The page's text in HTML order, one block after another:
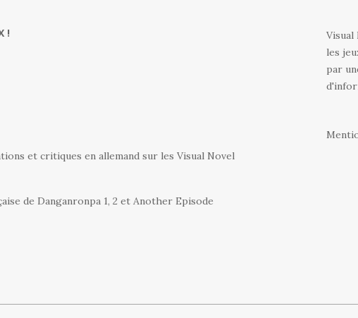
!
et critiques en allemand sur les Visual Novel
de Danganronpa 1, 2 et Another Episode
les
par